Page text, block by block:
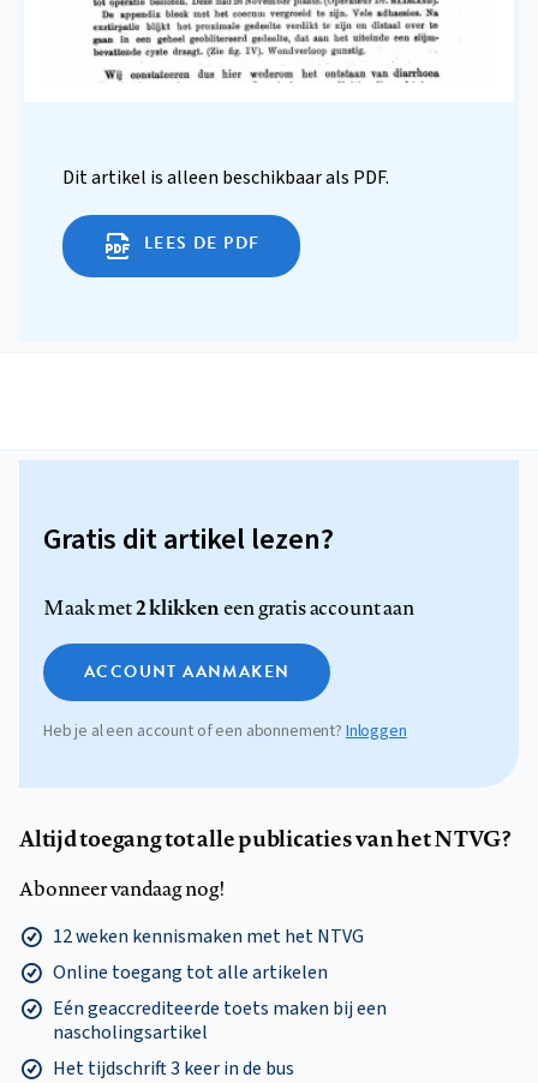
Dit artikel is alleen beschikbaar als PDF.
LEES DE PDF
Gratis dit artikel lezen?
Maak met2 klikkeneen gratis account aan
ACCOUNT AANMAKEN
Heb je al een account of een abonnement? Inloggen
Altijd toegang tot alle publicaties van het NTVG?
Abonneer vandaag nog!
12 weken kennismaken met het NTVG
Online toegang tot alle artikelen
Eén geaccrediteerde toets maken bij een
nascholingsartikel
Het tijdschrift 3 keer in de bus